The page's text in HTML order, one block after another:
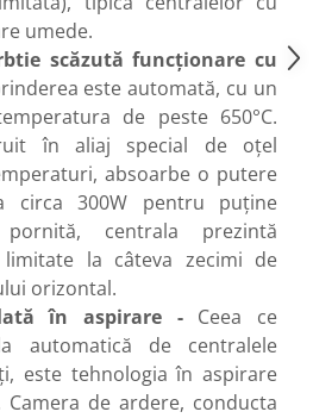
umede.
scăzută funcţionare cu
este automată, cu un
de peste 650°C.
în aliaj special de oţel
absoarbe o putere
circa 300W pentru puţine
centrala prezintă
limitate la câteva zecimi de
orizontal.
în aspirare - Ceea ce
automatică de centralele
este tehnologia în aspirare
de ardere, conducta